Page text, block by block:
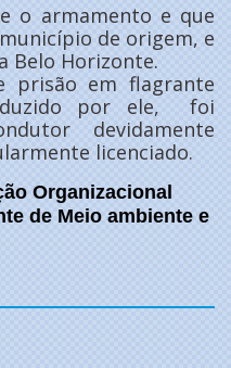
o armamento e que
de origem, e
Belo Horizonte.
prisão em flagrante
por ele, foi
devidamente
licenciado.
Organizacional
de Meio ambiente e